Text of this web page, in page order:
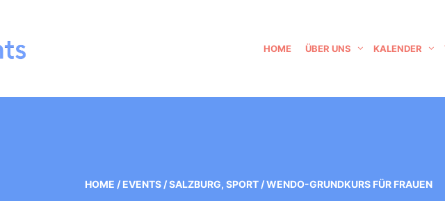
HOME ÜBER UNS KALENDER
HOME / EVENTS /SALZBURG, SPORT /WENDO-GRUNDKURS FÜR FRAUEN